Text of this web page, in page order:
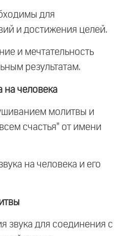
для
и достижения целей.
и мечтательность
результатам.
на человека
молитвы и
счастья" от имени
на человека и его
звука для соединения с